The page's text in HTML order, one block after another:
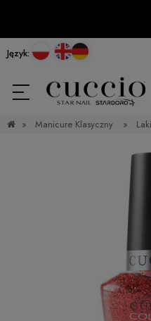
Język:
» Manicure Klasyczny »